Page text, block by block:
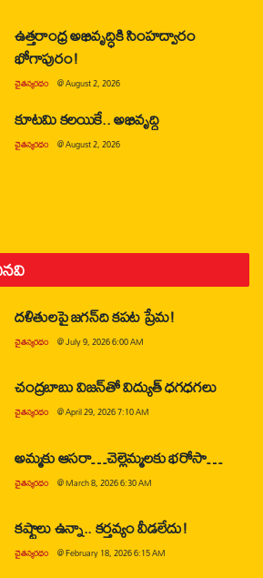
ఉత్తరాంధ్ర అభివృద్ధికి సింహద్వారం
భోగాపురం!
చైతన్యరధం @August 2, 2026
కూటమి కలయికే.. అభివృద్ధి
చైతన్యరధం @August 2, 2026
దళితులపై జగన్‌ది కపట ప్రేమ!
చైతన్యరధం @July 9, 2026 6:00 AM
చంద్రబాబు విజన్‌తో విద్యుత్ ధగధగలు
చైతన్యరధం @April 29, 2026 7:10 AM
అమ్మకు ఆసరా…చెల్లెమ్మలకు భరోసా…
చైతన్యరధం @March 8, 2026 6:30 AM
కష్టాలు ఉన్నా.. కర్తవ్యం వీడలేదు!
చైతన్యరధం @February 18, 2026 6:15 AM